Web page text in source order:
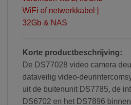
Korte productbeschrijving:
De DS77028 video camera
dataveilig video-
uit de buitenunit DS7785, de
DS6702 en het DS7896